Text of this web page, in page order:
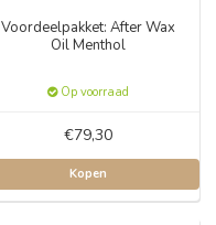
Voordeelpakket: After Wax
Oil Menthol
Op voorraad
€79,30
Kopen